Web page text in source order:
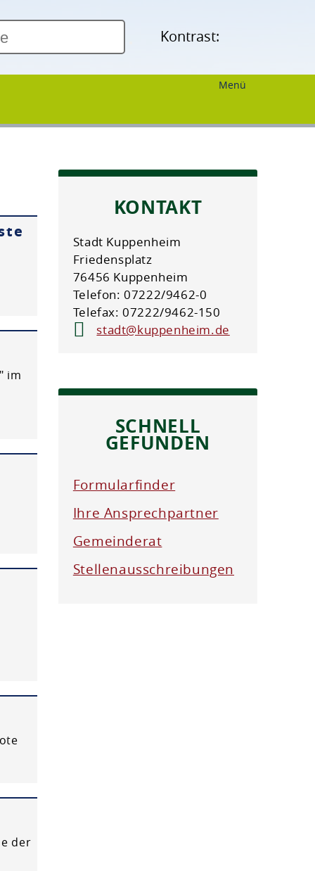
Kontrast:
Menü
im
der
KONTAKT
Stadt Kuppenheim
Friedensplatz
76456 Kuppenheim
Telefon: 07222/9462-0
Telefax: 07222/9462-150
stadt@kuppenheim.de
SCHNELL
GEFUNDEN
Formularfinder
Ihre Ansprechpartner
Gemeinderat
Stellenausschreibungen